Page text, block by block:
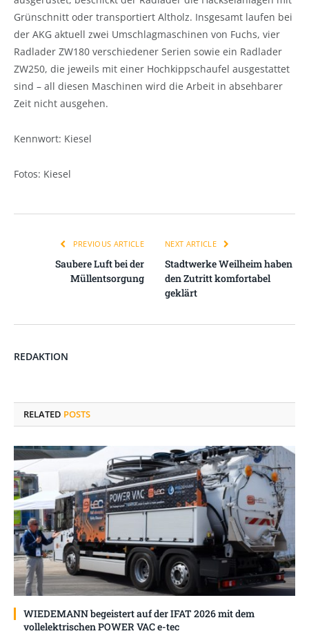
Grünschnitt oder transportiert Altholz. Insgesamt laufen bei
der AKG aktuell zwei Umschlagmaschinen von Fuchs, vier
Radlader ZW180 verschiedener Serien sowie ein Radlader
ZW250, die jeweils mit einer Hochkippschaufel ausgestattet
sind – all diesen Maschinen wird die Arbeit in absehbarer
Zeit nicht ausgehen.
Kennwort: Kiesel
Fotos: Kiesel
PREVIOUS ARTICLE
Saubere Luft bei der
Müllentsorgung
NEXT ARTICLE
Stadtwerke Weilheim haben
den Zutritt komfortabel
geklärt
REDAKTION
RELATED POSTS
WIEDEMANN begeistert auf der IFAT 2026 mit dem
vollelektrischen POWER VAC e-tec